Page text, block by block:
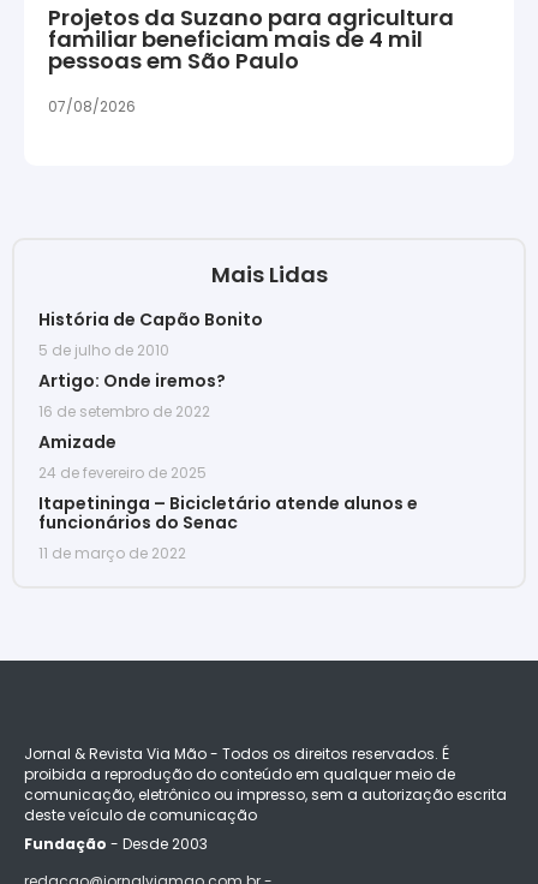
Projetos da Suzano para agricultura
familiar beneficiam mais de 4 mil
pessoas em São Paulo
07/08/2026
Mais Lidas
História de Capão Bonito
5 de julho de 2010
Artigo: Onde iremos?
16 de setembro de 2022
Amizade
24 de fevereiro de 2025
Itapetininga – Bicicletário atende alunos e
funcionários do Senac
11 de março de 2022
Jornal & Revista Via Mão - Todos os direitos reservados. É
proibida a reprodução do conteúdo em qualquer meio de
comunicação, eletrônico ou impresso, sem a autorização escrita
deste veículo de comunicação
Fundação - Desde 2003